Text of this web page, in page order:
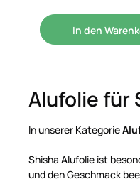
In den
Alufolie für
In unserer Kategorie
Shisha Alufolie ist
und den Geschmack